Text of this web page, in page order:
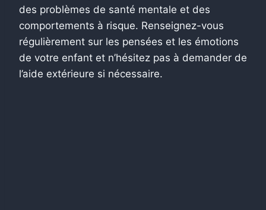
des problèmes de santé mentale et des
comportements à risque. Renseignez-vous
régulièrement sur les pensées et les émotions
de votre enfant et n’hésitez pas à demander de
l’aide extérieure si nécessaire.